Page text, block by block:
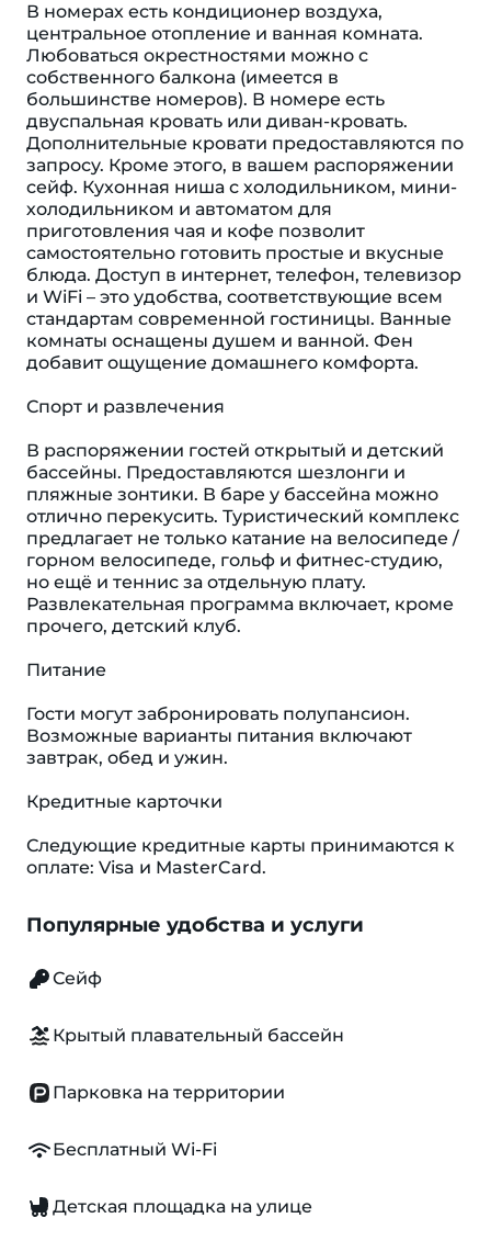
В номерах есть кондиционер воздуха,
центральное отопление и ванная комната.
Любоваться окрестностями можно с
собственного балкона (имеется в
большинстве номеров). В номере есть
двуспальная кровать или диван-кровать.
Дополнительные кровати предоставляются по
запросу. Кроме этого, в вашем распоряжении
сейф. Кухонная ниша с холодильником, мини-
холодильником и автоматом для
приготовления чая и кофе позволит
самостоятельно готовить простые и вкусные
блюда. Доступ в интернет, телефон, телевизор
и WiFi – это удобства, соответствующие всем
стандартам современной гостиницы. Ванные
комнаты оснащены душем и ванной. Фен
добавит ощущение домашнего комфорта.
Спорт и развлечения
В распоряжении гостей открытый и детский
бассейны. Предоставляются шезлонги и
пляжные зонтики. В баре у бассейна можно
отлично перекусить. Туристический комплекс
предлагает не только катание на велосипеде /
горном велосипеде, гольф и фитнес-студию,
но ещё и теннис за отдельную плату.
Развлекательная программа включает, кроме
прочего, детский клуб.
Питание
Гости могут забронировать полупансион.
Возможные варианты питания включают
завтрак, обед и ужин.
Кредитные карточки
Следующие кредитные карты принимаются к
оплате: Visa и MasterCard.
Популярные удобства и услуги
Сейф
Крытый плавательный бассейн
Парковка на территории
Бесплатный Wi-Fi
Детская площадка на улице